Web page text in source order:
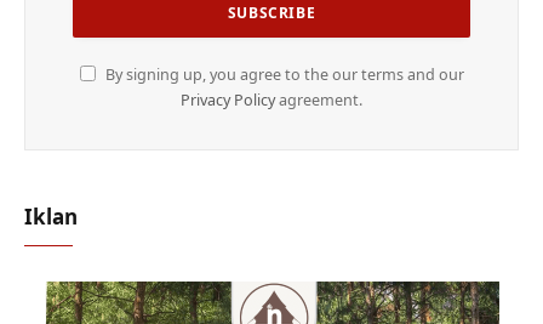
By signing up, you agree to the our terms and our
Privacy Policyagreement.
Iklan